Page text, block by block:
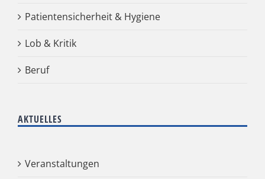
Patientensicherheit & Hygiene
Lob & Kritik
Beruf
AKTUELLES
Veranstaltungen